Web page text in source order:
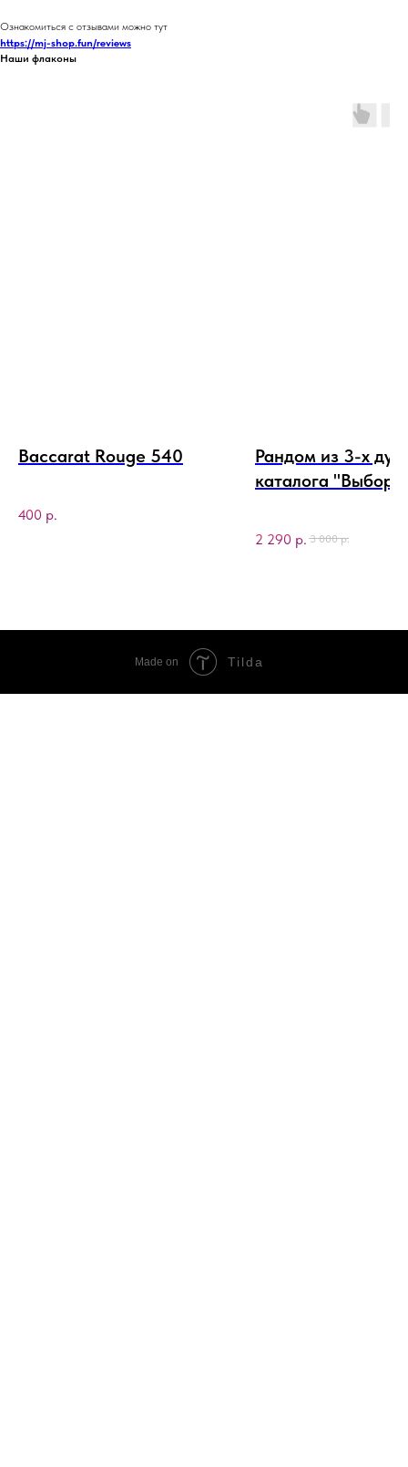
Ознакомиться с отзывами можно тут
https://mj-shop.fun/reviews
Наши флаконы
Baccarat Rouge 540
400 р.
Рандом из 3-х
каталога "Выбор
2 290 р. 3 000 р.
Made on Tilda